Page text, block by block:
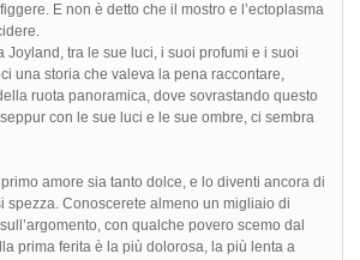
E non è detto che il mostro e l’ectoplasma
Joyland, tra le sue luci, i suoi profumi e i suoi
una storia che valeva la pena raccontare,
ruota panoramica, dove sovrastando questo
con le sue luci e le sue ombre, ci sembra
amore sia tanto dolce, e lo diventi ancora di
spezza. Conoscerete almeno un migliaio di
con qualche povero scemo dal
prima ferita è la più dolorosa, la più lenta a